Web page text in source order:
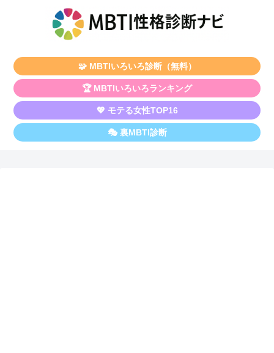
🧩 MBTIいろいろ診断（無料）
🏆 MBTIいろいろランキング
💖 モテる女性TOP16
🎭 裏MBTI診断